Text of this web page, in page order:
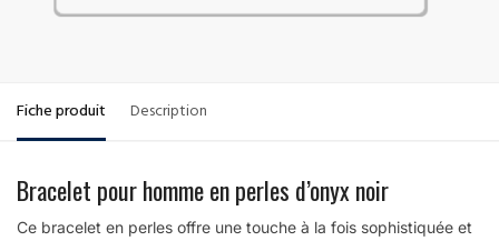
Fiche produit Description
Bracelet pour homme en perles d’onyx noir
Ce bracelet en perles offre une touche à la fois sophistiquée et